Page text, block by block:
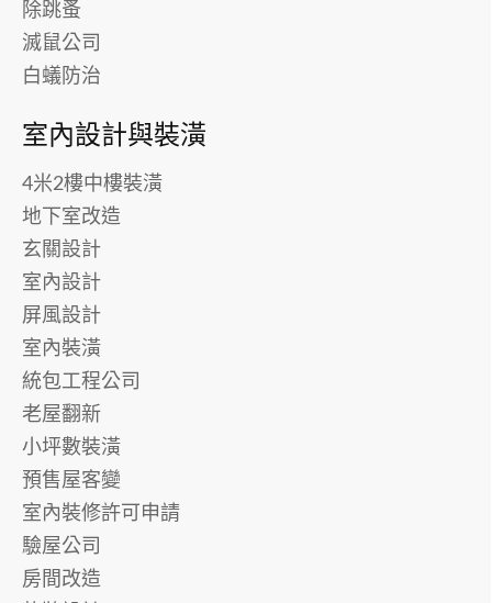
除跳蚤
滅鼠公司
白蟻防治
室內設計與裝潢
4米2樓中樓裝潢
地下室改造
玄關設計
室內設計
屏風設計
室內裝潢
統包工程公司
老屋翻新
小坪數裝潢
預售屋客變
室內裝修許可申請
驗屋公司
房間改造